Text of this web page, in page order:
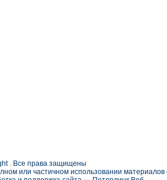
. Все права защищены
или частичном использовании